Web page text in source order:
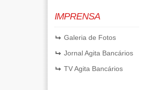
IMPRENSA
Galeria de Fotos
Jornal Agita Bancários
TV Agita Bancários